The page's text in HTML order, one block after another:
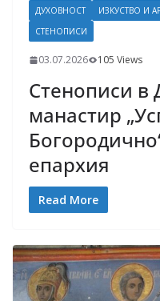
ДУХОВНОСТ ИЗКУСТВО И
СТЕНОПИСИ
03.07.2026 105 Views
Стенописи в
манастир
епархия
Read More